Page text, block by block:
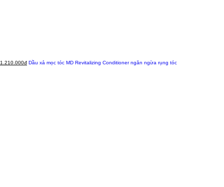
1.210.000đ Dầu xả mọc tóc MD Revitalizing Conditioner ngăn ngừa rụng tóc